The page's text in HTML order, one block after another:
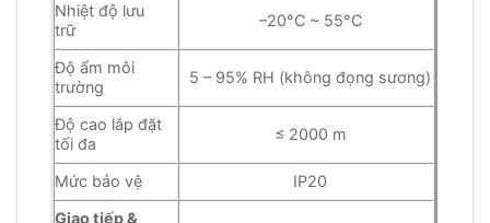
Nhiệt độ lưu
trữ
–20°C ~ 55°C
Độ ẩm môi
trường
5 – 95% RH (không đọng sương)
Độ cao lắp đặt
tối đa
≤ 2000 m
Mức bảo vệ
IP20
Giao tiếp &